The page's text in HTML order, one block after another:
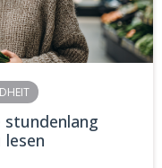
stundenlang